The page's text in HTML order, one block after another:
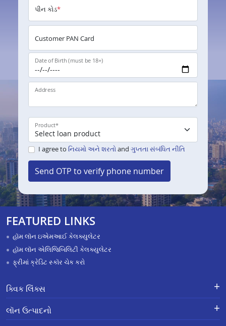
પીન કોડ*
Customer PAN Card
Date of Birth (must be 18+)
Address
Product*
I agree to નિયમો અને શરતોand ગુપ્તતા સંબંધિત નીતિ
Send OTP to verify phone number
FEATURED LINKS
હૉમ લૉન ઇએમઆઈ કેલક્યુલેટર
હૉમ લૉન એલિજિબિલિટી કેલક્યુલેટર
ફ્રીમાં ક્રેડિટ સ્કૉર ચેક કરો
ક્વિક લિંક્સ
લૉન માટે અરજી કરો
APR Calculator
લૉન ઉત્પાદનો